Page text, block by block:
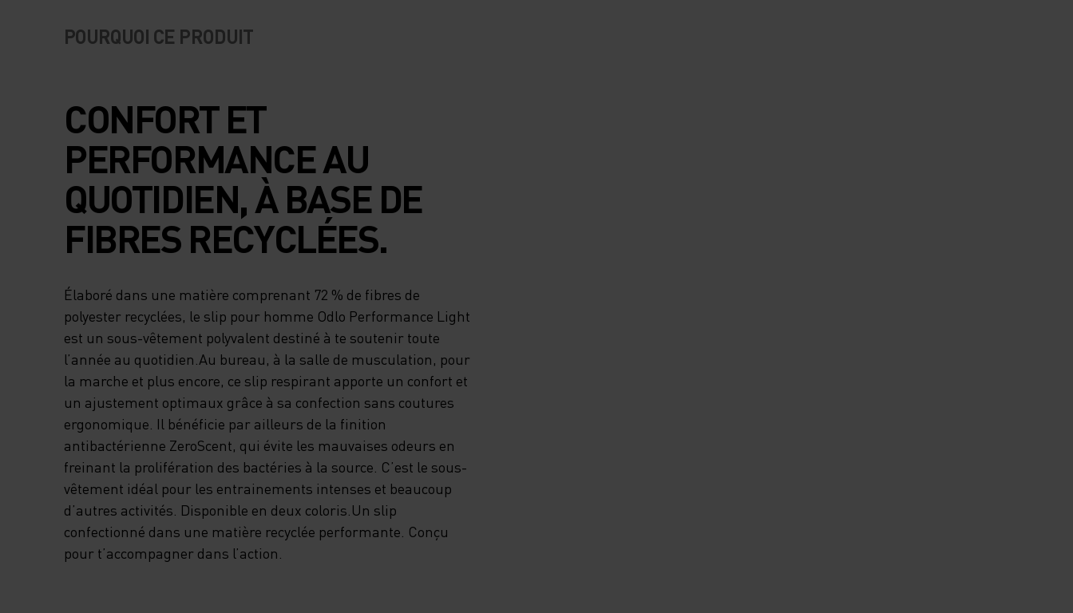
POURQUOI CE PRODUIT
CONFORT ET
PERFORMANCE AU
QUOTIDIEN, À BASE DE
FIBRES RECYCLÉES.
Élaboré dans une matière comprenant 72 % de fibres de
polyester recyclées, le slip pour homme Odlo Performance Light
est un sous-vêtement polyvalent destiné à te soutenir toute
l’année au quotidien.Au bureau, à la salle de musculation, pour
la marche et plus encore, ce slip respirant apporte un confort et
un ajustement optimaux grâce à sa confection sans coutures
ergonomique. Il bénéficie par ailleurs de la finition
antibactérienne ZeroScent, qui évite les mauvaises odeurs en
freinant la prolifération des bactéries à la source. C’est le sous-
vêtement idéal pour les entrainements intenses et beaucoup
d’autres activités. Disponible en deux coloris.Un slip
confectionné dans une matière recyclée performante. Conçu
pour t’accompagner dans l’action.